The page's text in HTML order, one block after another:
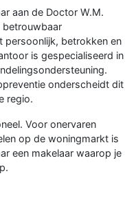
aan de Doctor W.M.
betrouwbaar
persoonlijk, betrokken en
is gespecialiseerd in
onderscheidt dit
regio.
Voor onervaren
op de woningmarkt is
een makelaar waarop je